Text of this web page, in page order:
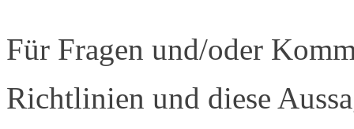
Für Fragen und/oder
Richtlinien und diese